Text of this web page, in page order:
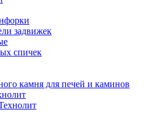
задвижек
спичек
камня для печей и каминов